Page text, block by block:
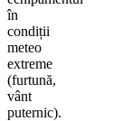
în
condiții
meteo
extreme
(furtună,
vânt
puternic).